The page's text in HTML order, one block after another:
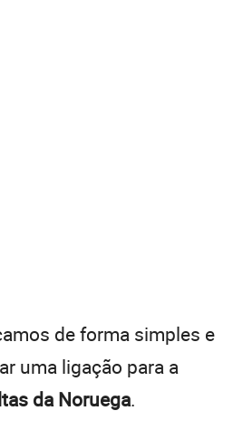
de forma simples e
uma ligação para a
da Noruega.